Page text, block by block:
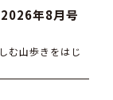
年8月号
む山歩きをはじ